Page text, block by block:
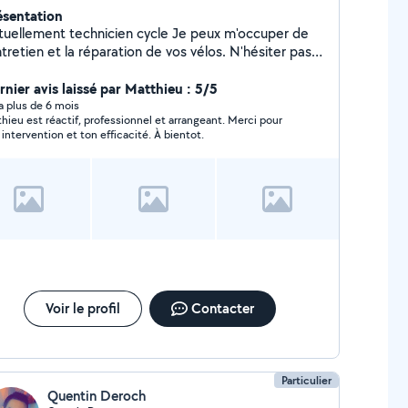
technicien cycle Je peux m'occuper de
et la réparation de vos vélos. N'hésiter pas à
la réparation à effectuer où le problème
vous avez pu détecter. Je reviendrais vers vous
rapidement avec un devis Merci d'avance
avis laissé par Matthieu : 5/5
plus de 6 mois
est réactif, professionnel et arrangeant. Merci pour
et ton efficacité. À bientot.
Voir le profil Contacter
Particulier
Quentin Deroch